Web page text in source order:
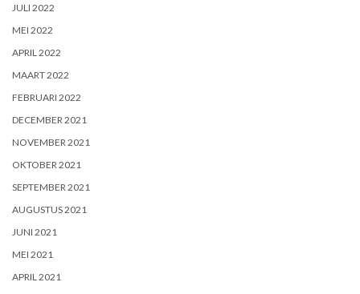
JULI 2022
MEI 2022
APRIL 2022
MAART 2022
FEBRUARI 2022
DECEMBER 2021
NOVEMBER 2021
OKTOBER 2021
SEPTEMBER 2021
AUGUSTUS 2021
JUNI 2021
MEI 2021
APRIL 2021